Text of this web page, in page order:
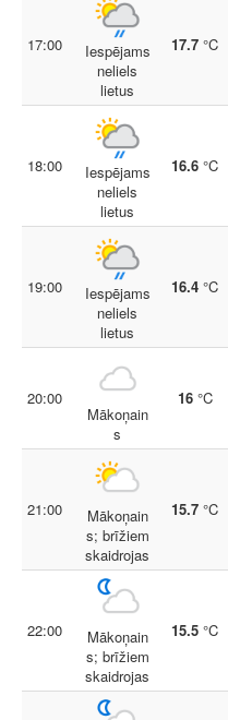
17:00
Iespējams
neliels
lietus
17.7 °C
18:00
Iespējams
neliels
lietus
16.6 °C
19:00
Iespējams
neliels
lietus
16.4 °C
20:00
Mākoņain
s
16°C
21:00
Mākoņain
s; brīžiem
skaidrojas
15.7 °C
22:00
Mākoņain
s; brīžiem
skaidrojas
15.5 °C